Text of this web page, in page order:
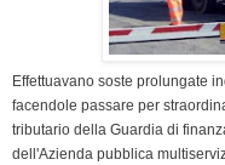
Effettuavano soste prolungate
facendole passare per
tributario della Guardia di
dell'Azienda pubblica